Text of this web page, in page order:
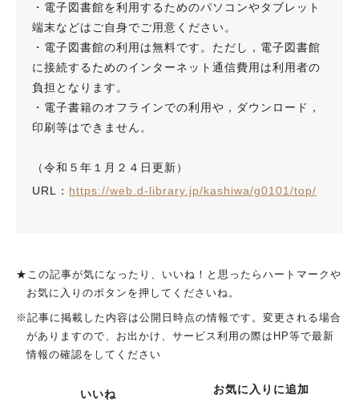
・電子図書館を利用するためのパソコンやタブレット
端末などはご自身でご用意ください。
・電子図書館の利用は無料です。ただし，電子図書館
に接続するためのインターネット通信費用は利用者の
負担となります。
・電子書籍のオフラインでの利用や，ダウンロード，
印刷等はできません。
（令和５年１月２４日更新）
URL： https://web.d-library.jp/kashiwa/g0101/top/
★この記事が気になったり、いいね！と思ったらハートマークや
お気に入りのボタンを押してくださいね。
※記事に掲載した内容は公開日時点の情報です。変更される場合
がありますので、お出かけ、サービス利用の際はHP等で最新
情報の確認をしてください
いいね お気に入りに追加